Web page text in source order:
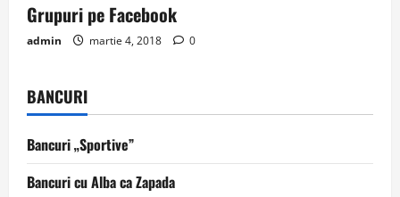
Grupuri pe Facebook
admin martie 4, 2018 0
BANCURI
Bancuri „Sportive”
Bancuri cu Alba ca Zapada